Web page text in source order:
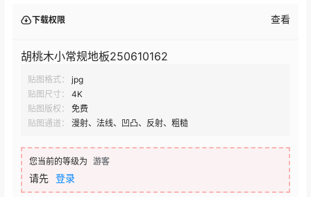
下载权限 查看
胡桃木小常规地板250610162
贴图格式：
jpg
贴图尺寸：
4K
贴图版权：
免费
贴图通道：
漫射、法线、凹凸、反射、粗糙
您当前的等级为 游客
请先 登录